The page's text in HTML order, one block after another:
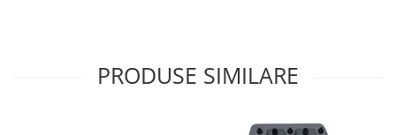
PRODUSE SIMILARE